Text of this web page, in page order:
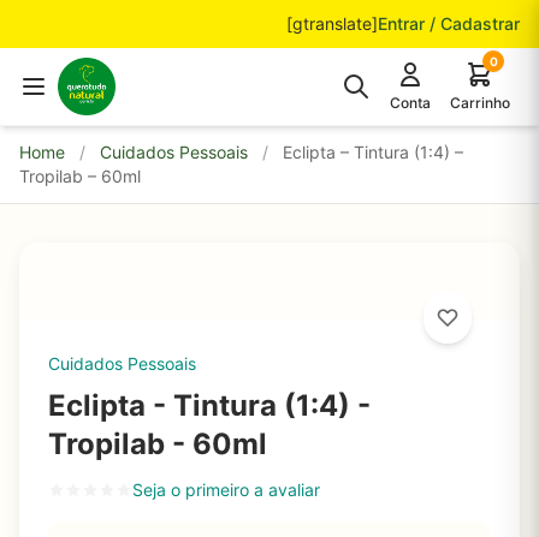
[gtranslate]Entrar / Cadastrar
Conta
0
Carrinho
Home / Cuidados Pessoais /
Eclipta – Tintura (1:4) –
Tropilab – 60ml
Cuidados Pessoais
Eclipta - Tintura (1:4) -
Tropilab - 60ml
Seja o primeiro a avaliar